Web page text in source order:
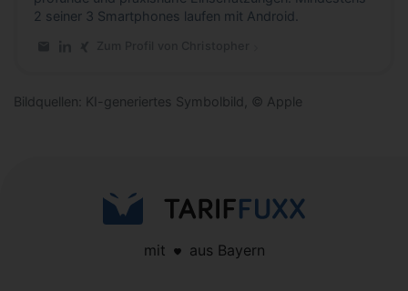
2 seiner 3 Smartphones laufen mit Android.
Bildquellen: KI-generiertes Symbolbild, © Apple
mit aus Bayern